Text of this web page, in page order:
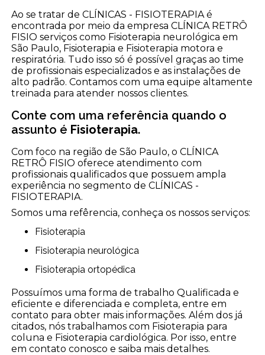
Ao se tratar de CLÍNICAS - FISIOTERAPIA é
encontrada por meio da empresa CLÍNICA RETRÔ
FISIO serviços como Fisioterapia neurológica em
São Paulo, Fisioterapia e Fisioterapia motora e
respiratória. Tudo isso só é possível graças ao time
de profissionais especializados e as instalações de
alto padrão. Contamos com uma equipe altamente
treinada para atender nossos clientes.
Conte com uma referência quando o
assunto é Fisioterapia.
Com foco na região de São Paulo, o CLÍNICA
RETRÔ FISIO oferece atendimento com
profissionais qualificados que possuem ampla
experiência no segmento de CLÍNICAS -
FISIOTERAPIA.
Somos uma refêrencia, conheça os nossos serviços:
Fisioterapia
Fisioterapia neurológica
Fisioterapia ortopédica
Possuímos uma forma de trabalho Qualificada e
eficiente e diferenciada e completa, entre em
contato para obter mais informações. Além dos já
citados, nós trabalhamos com Fisioterapia para
coluna e Fisioterapia cardiológica. Por isso, entre
em contato conosco e saiba mais detalhes.